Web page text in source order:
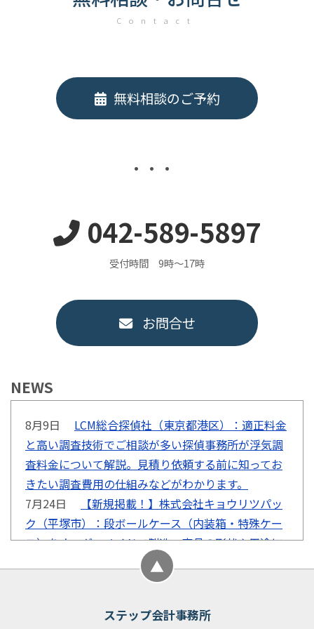
Contact
無料相談のご予約
042-589-5897
受付時間 9時～17時
お問合せ
NEWS
8月9日 LCM総合探偵社（東京都港区）：適正料金
と高い調査技術でご相談が多い探偵事務所が浮気調
査料金について解説。見積り依頼する前に知ってお
きたい調査費用の仕組みなどがわかります。
7月24日
【新規掲載！】株式会社キョウリツパッ
ク（平塚市）：段ボールケース（内装箱・特殊ケー
ス）をオーダーメイドで製造。商品の形状や用途に
合わせた設計から製造まで一貫対応。
【新規掲載！】ハイズ 耐震改修・リノベ
計・耐震リノベ／リフォームの設計士をワンストッ
ステップ会計事務所